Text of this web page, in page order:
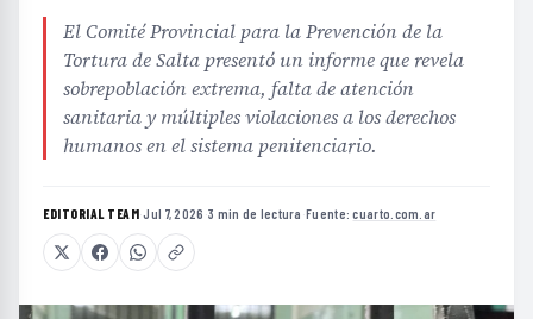
El Comité Provincial para la Prevención de la
Tortura de Salta presentó un informe que revela
sobrepoblación extrema, falta de atención
sanitaria y múltiples violaciones a los derechos
humanos en el sistema penitenciario.
EDITORIAL TEAM·Jul 7, 2026 ·3 min de lectura ·Fuente:cuarto.com.ar